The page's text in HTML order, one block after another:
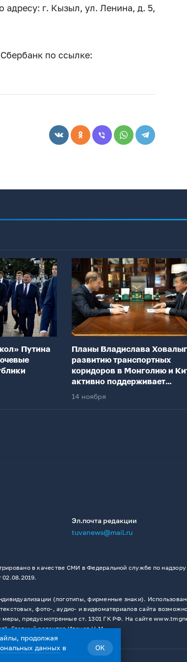
адресу: г. Кызыл, ул. Ленина, д. 5,
по ссылке:
Путина
Планы Владислава
развитию транспортных
коридоров в Монголию и
активно поддерживает
федеральный центр
14 ноября
Эл.почта редакции
tuvanews@mail.ru
в качестве СМИ в Федеральной службе по
(логотипы, фирменные знаки).
фото-, аудио- и видеоматериалов сайта
предусмотренные ст. 1301 ГК РФ. На сайте
Главный редактор Иванов Н.М.
продолжая
данных в
OK